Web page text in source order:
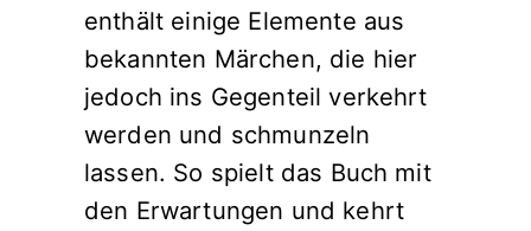
enthält einige Elemente aus
bekannten Märchen, die hier
jedoch ins Gegenteil verkehrt
werden und schmunzeln
lassen. So spielt das Buch mit
den Erwartungen und kehrt